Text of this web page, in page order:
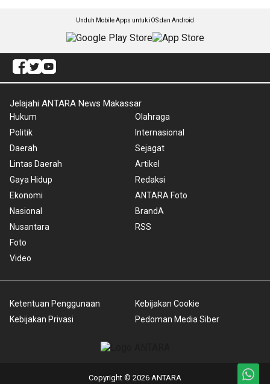
Unduh Mobile Apps untuk iOS dan Android
Jelajahi ANTARA News Makassar
Hukum
Politik
Daerah
Lintas Daerah
Gaya Hidup
Ekonomi
Nasional
Nusantara
Foto
Video
Olahraga
Internasional
Sejagat
Artikel
Redaksi
ANTARA Foto
BrandA
RSS
Ketentuan Penggunaan
Kebijakan Privasi
Kebijakan Cookie
Pedoman Media Siber
Copyright © 2026 ANTARA